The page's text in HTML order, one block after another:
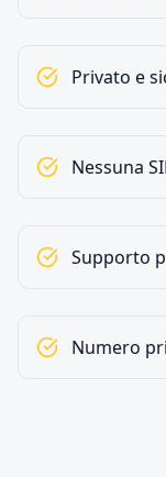
Privato e
Nessuna
Supporto
Numero